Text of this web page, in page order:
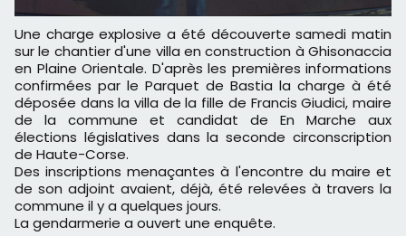
Une charge explosive a été découverte samedi matin
sur le chantier d'une villa en construction à Ghisonaccia
en Plaine Orientale. D'après les premières informations
confirmées par le Parquet de Bastia la charge à été
déposée dans la villa de la fille de Francis Giudici, maire
de la commune et candidat de En Marche aux
élections législatives dans la seconde circonscription
de Haute-Corse.
Des inscriptions menaçantes à l'encontre du maire et
de son adjoint avaient, déjà, été relevées à travers la
commune il y a quelques jours.
La gendarmerie a ouvert une enquête.